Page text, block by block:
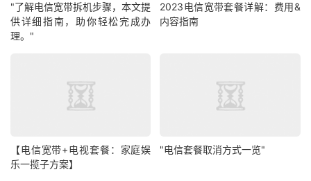
"了解电信宽带拆机步骤，本文提
供详细指南，助你轻松完成办
理。"
2023电信宽带套餐详解：费用&
内容指南
【电信宽带+电视套餐：家庭娱
乐一揽子方案】
"电信套餐取消方式一览"